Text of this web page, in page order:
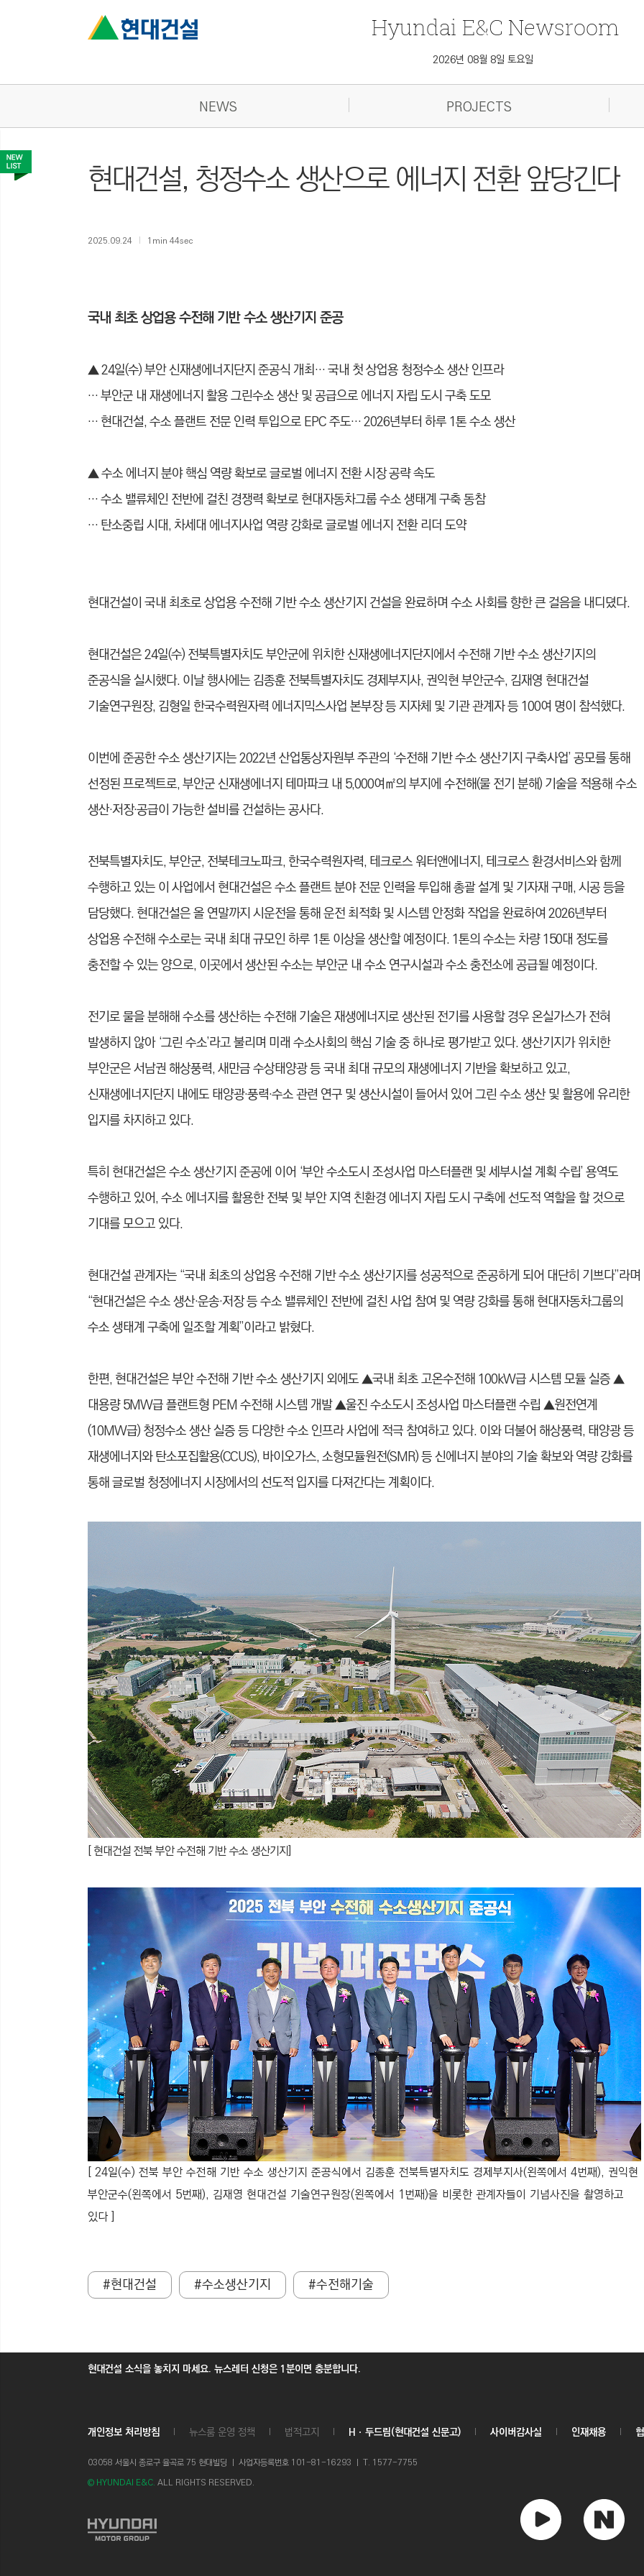
Hyundai E&C Newsroom
2026년 08월 8일 토요일
NEWS PROJECTS
현대건설, 청정수소 생산으로 에너지 전환 앞당긴다
2025.09.24 1min 44sec
국내 최초 상업용 수전해 기반 수소 생산기지 준공
▲ 24일(수) 부안 신재생에너지단지 준공식 개최… 국내 첫 상업용 청정수소 생산 인프라
… 부안군 내 재생에너지 활용 그린수소 생산 및 공급으로 에너지 자립 도시 구축 도모
… 현대건설, 수소 플랜트 전문 인력 투입으로 EPC 주도… 2026년부터 하루 1톤 수소 생산
▲수소 에너지 분야 핵심 역량 확보로 글로벌 에너지 전환 시장 공략 속도
… 수소 밸류체인 전반에 걸친 경쟁력 확보로 현대자동차그룹 수소 생태계 구축 동참
… 탄소중립 시대, 차세대 에너지사업 역량 강화로 글로벌 에너지 전환 리더 도약
현대건설이 국내 최초로 상업용 수전해 기반 수소 생산기지 건설을 완료하며 수소 사회를 향한 큰 걸음을 내디뎠다.
현대건설은 24일(수) 전북특별자치도 부안군에 위치한 신재생에너지단지에서 수전해 기반 수소 생산기지의
준공식을 실시했다. 이날 행사에는 김종훈 전북특별자치도 경제부지사, 권익현 부안군수, 김재영 현대건설
기술연구원장, 김형일 한국수력원자력 에너지믹스사업 본부장 등 지자체 및 기관 관계자 등 100여 명이 참석했다.
이번에 준공한 수소 생산기지는 2022년 산업통상자원부 주관의 ‘수전해 기반 수소 생산기지 구축사업’ 공모를 통해
선정된 프로젝트로, 부안군 신재생에너지 테마파크 내 5,000여㎡의 부지에 수전해(물 전기 분해) 기술을 적용해 수소
생산·저장·공급이 가능한 설비를 건설하는 공사다.
전북특별자치도, 부안군, 전북테크노파크, 한국수력원자력, 테크로스 워터앤에너지, 테크로스 환경서비스와 함께
수행하고 있는 이 사업에서 현대건설은 수소 플랜트 분야 전문 인력을 투입해 총괄 설계 및 기자재 구매, 시공 등을
담당했다. 현대건설은 올 연말까지 시운전을 통해 운전 최적화 및 시스템 안정화 작업을 완료하여 2026년부터
상업용 수전해 수소로는 국내 최대 규모인 하루 1톤 이상을 생산할 예정이다. 1톤의 수소는 차량 150대 정도를
충전할 수 있는 양으로, 이곳에서 생산된 수소는 부안군 내 수소 연구시설과 수소 충전소에 공급될 예정이다.
전기로 물을 분해해 수소를 생산하는 수전해 기술은 재생에너지로 생산된 전기를 사용할 경우 온실가스가 전혀
발생하지 않아 ‘그린 수소’라고 불리며 미래 수소사회의 핵심 기술 중 하나로 평가받고 있다. 생산기지가 위치한
부안군은 서남권 해상풍력, 새만금 수상태양광 등 국내 최대 규모의 재생에너지 기반을 확보하고 있고,
신재생에너지단지 내에도 태양광·풍력·수소 관련 연구 및 생산시설이 들어서 있어 그린 수소 생산 및 활용에 유리한
입지를 차지하고 있다.
특히 현대건설은 수소 생산기지 준공에 이어 ‘부안 수소도시 조성사업 마스터플랜 및 세부시설 계획 수립’ 용역도
수행하고 있어, 수소 에너지를 활용한 전북 및 부안 지역 친환경 에너지 자립 도시 구축에 선도적 역할을 할 것으로
기대를 모으고 있다.
현대건설 관계자는 “국내 최초의 상업용 수전해 기반 수소 생산기지를 성공적으로 준공하게 되어 대단히 기쁘다”라며
“현대건설은 수소 생산·운송·저장 등 수소 밸류체인 전반에 걸친 사업 참여 및 역량 강화를 통해 현대자동차그룹의
수소 생태계 구축에 일조할 계획”이라고 밝혔다.
한편, 현대건설은 부안 수전해 기반 수소 생산기지 외에도 ▲국내 최초 고온수전해 100kW급 시스템 모듈 실증 ▲
대용량 5MW급 플랜트형 PEM 수전해 시스템 개발 ▲울진 수소도시 조성사업 마스터플랜 수립 ▲원전연계
(10MW급) 청정수소 생산 실증 등 다양한 수소 인프라 사업에 적극 참여하고 있다. 이와 더불어 해상풍력, 태양광 등
재생에너지와 탄소포집활용(CCUS), 바이오가스, 소형모듈원전(SMR) 등 신에너지 분야의 기술 확보와 역량 강화를
통해 글로벌 청정에너지 시장에서의 선도적 입지를 다져간다는 계획이다.
[ 현대건설 전북 부안 수전해 기반 수소 생산기지]
[ 24일(수) 전북 부안 수전해 기반 수소 생산기지 준공식에서 김종훈 전북특별자치도 경제부지사(왼쪽에서 4번째), 권익현
부안군수(왼쪽에서 5번째), 김재영 현대건설 기술연구원장(왼쪽에서 1번째)을 비롯한 관계자들이 기념사진을 촬영하고
있다 ]
#현대건설 #수소생산기지 #수전해기술
현대건설 소식을 놓치지 마세요. 뉴스레터 신청은 1분이면 충분합니다.
개인정보 처리방침 뉴스룸 운영 정책 법적고지 Hㆍ두드림(현대건설 신문고) 사이버감사실 인재채용
03058 서울시 종로구 율곡로 75 현대빌딩 ㅣ 사업자등록번호 101-81-16293 ㅣ T. 1577-7755
© HYUNDAI E&C. ALL RIGHTS RESERVED.